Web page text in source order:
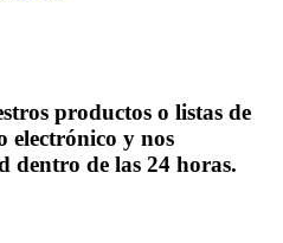
productos o listas de
electrónico y nos
dentro de las 24 horas.